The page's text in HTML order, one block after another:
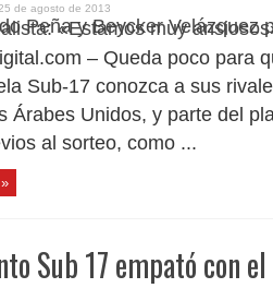
de agosto de 2013
– Queda poco para
Sub-17 conozca a sus
Árabes Unidos, y parte del
al sorteo, como ...
Sub 17 empató con